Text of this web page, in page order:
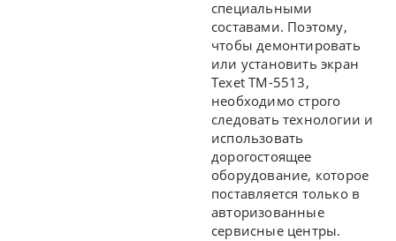
специальными
составами. Поэтому,
чтобы демонтировать
или установить экран
Texet TM-5513,
необходимо строго
следовать технологии и
использовать
дорогостоящее
оборудование, которое
поставляется только в
авторизованные
сервисные центры.